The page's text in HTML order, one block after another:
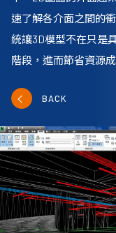
速了解各介面之間的
統讓3D模型不在只是
階段，進而節省資源
BACK